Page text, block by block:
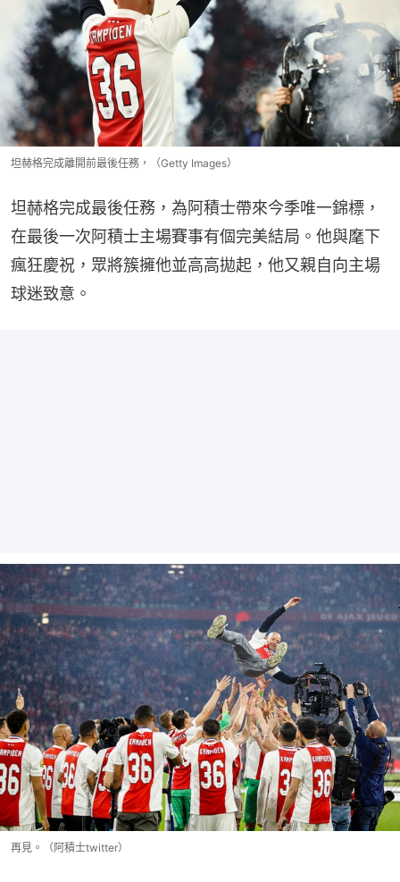
坦赫格完成離開前最後任務，（Getty Images）
坦赫格完成最後任務，為阿積士帶來今季唯一錦標，
在最後一次阿積士主場賽事有個完美結局。他與麾下
瘋狂慶祝，眾將簇擁他並高高拋起，他又親自向主場
球迷致意。
再見。（阿積士twitter）